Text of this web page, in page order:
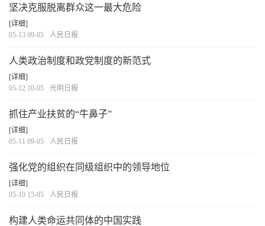
坚决克服脱离群众这一最大危险
[详细]
05-13 09-05
人民日报
人类政治制度和政党制度的新范式
[详细]
05-12 10-05
光明日报
抓住产业扶贫的“牛鼻子”
[详细]
05-11 09-05
人民日报
强化党的组织在同级组织中的领导地位
[详细]
05-10 15-05
人民日报
构建人类命运共同体的中国实践